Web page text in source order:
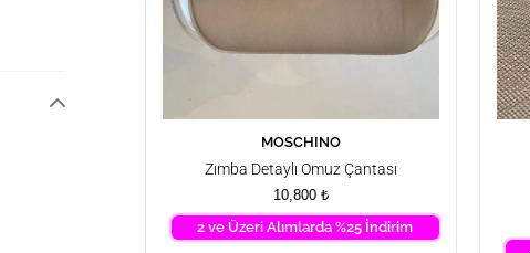
SEPETE EKLE
MOSCHINO
Zımba Detaylı Omuz Çantası
10,800 ₺
2 ve Üzeri Alımlarda %25 İndirim